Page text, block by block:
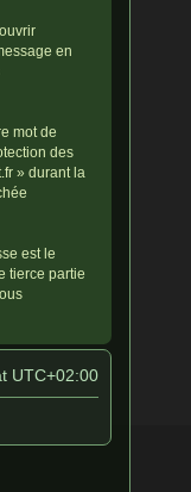
en
mot de
des
» durant la
est le
tierce partie
UTC+02:00